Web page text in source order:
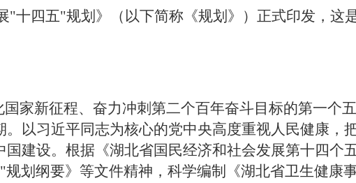
"十四五"规划》（以下简称《规划》）正式印发，这
家新征程、奋力冲刺第二个百年奋斗目标的第一个
以习近平同志为核心的党中央高度重视人民健康，
国建设。根据 《湖北省国民经济和社会发展第十四个
划纲要》等文件精神 ，科学编制《湖北省卫生健康